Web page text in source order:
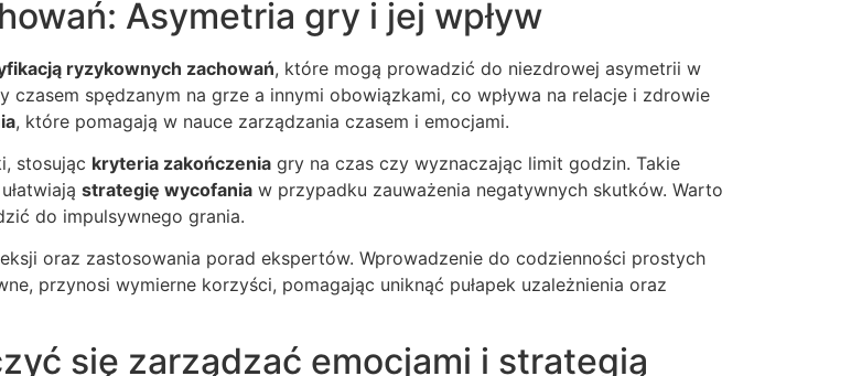
Asymetria gry i jej wpływ
ryzykownych zachowań, które mogą prowadzić do niezdrowej asymetrii w
spędzanym na grze a innymi obowiązkami, co wpływa na relacje i zdrowie
, które pomagają w nauce zarządzania czasem i emocjami.
stosując kryteria zakończenia gry na czas czy wyznaczając limit godzin. Takie
strategię wycofania w przypadku zauważenia negatywnych skutków. Warto
do impulsywnego grania.
oraz zastosowania porad ekspertów. Wprowadzenie do codzienności prostych
przynosi wymierne korzyści, pomagając uniknąć pułapek uzależnienia oraz
się zarządzać emocjami i strategią